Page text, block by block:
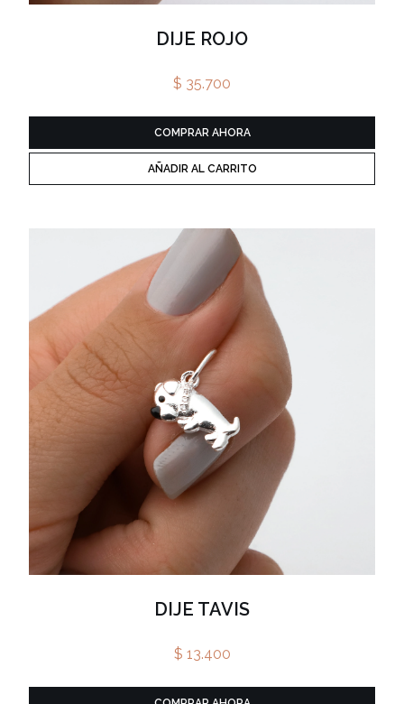
DIJE ROJO
$ 35.700
COMPRAR AHORA
AÑADIR AL CARRITO
DIJE TAVIS
$ 13.400